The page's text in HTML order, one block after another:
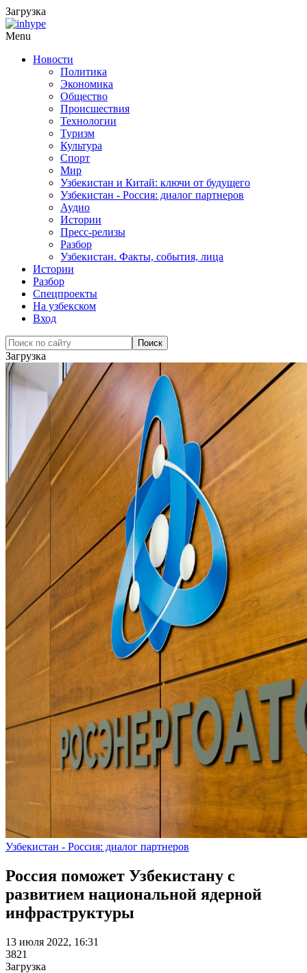
Загрузка
Menu
Новости
Политика
Экономика
Общество
Происшествия
Технологии
Туризм
Культура
Спорт
Мир
Узбекистан и Китай: ключи от будущего
Узбекистан - Россия: диалог партнеров
Аудио
Истории
Пресс-релизы
Разбор
Узбекистан. Факты, события, лица
Истории
Разбор
Спецпроекты
На узбекском
Вход
Загрузка
Узбекистан - Россия: диалог партнеров
Россия поможет Узбекистану с
развитием национальной ядерной
инфраструктуры
13 июля 2022, 16:31
3821
Загрузка